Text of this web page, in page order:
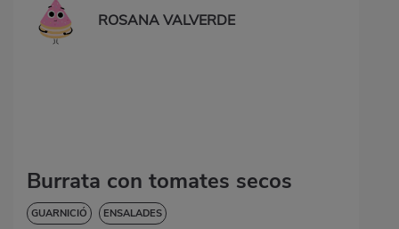
ROSANA VALVERDE
Burrata con tomates secos
GUARNICIÓ ENSALADES